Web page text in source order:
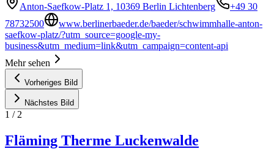
Anton-Saefkow-Platz 1, 10369 Berlin Lichtenberg
+49 30
78732500
www.berlinerbaeder.de/baeder/schwimmhalle-anton-
saefkow-platz/?utm_source=google-my-
business&utm_medium=link&utm_campaign=content-api
Mehr sehen
Vorheriges Bild
Nächstes Bild
1 / 2
Fläming Therme Luckenwalde